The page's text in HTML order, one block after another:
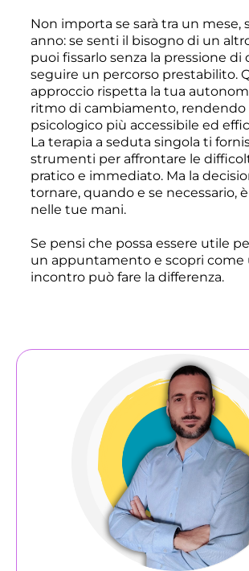
Non importa se sarà tra un mese,
anno: se senti il bisogno di un
puoi fissarlo senza la pressione di
seguire un percorso prestabilito.
approccio rispetta la tua
ritmo di cambiamento,
psicologico più accessibile ed
La terapia a seduta singola ti
strumenti per affrontare le
pratico e immediato. Ma la
tornare, quando e se necessario,
nelle tue mani.
Se pensi che possa essere utile
un appuntamento e scopri come
incontro può fare la differenza.